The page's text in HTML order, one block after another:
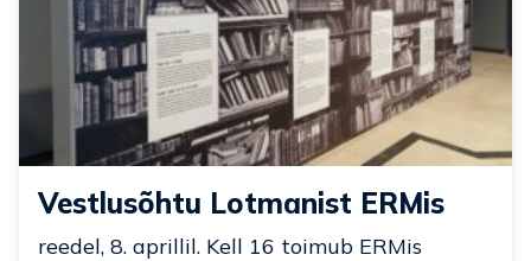
Vestlusõhtu Lotmanist ERMis
reedel, 8. aprillil. Kell 16 toimub ERMis